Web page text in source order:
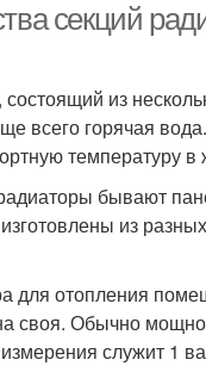
секций
из
всего горячая
температуру
радиаторы бывают
из
для отопления
своя. Обычно
служит 1